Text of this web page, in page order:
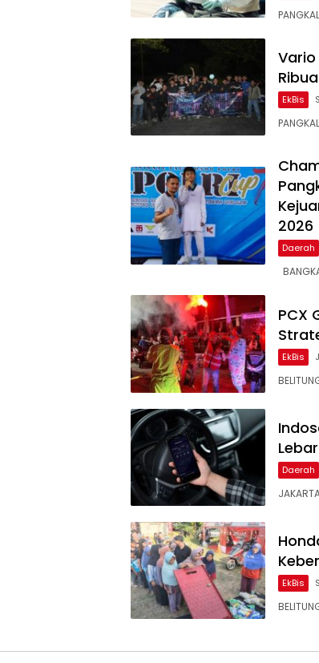
EkBis
2026
Daerah
PCX
EkBis
Daerah
EkBis